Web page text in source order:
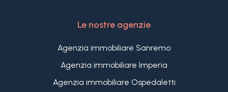
Un comodissimo ed ampio garage ed un posto
auto scoperto, completano questa splendida villa
plurifamiliare centralissima in vendita a
Bordighera, perfetta anche come affitta camere
di lusso.
Le nostre agenzie
Agenzia immobiliare Sanremo
Agenzia immobiliare Imperia
Agenzia immobiliare Ospedaletti